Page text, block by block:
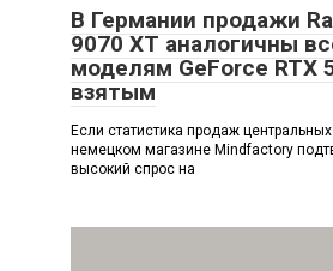
В Германии продажи
9070 XT аналогичны
моделям GeForce RTX
взятым
Если статистика продаж
немецком магазине Mindfactory
высокий спрос на